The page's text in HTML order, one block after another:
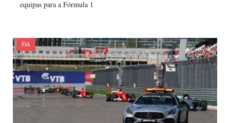
equipas para a Fórmula 1
FIA